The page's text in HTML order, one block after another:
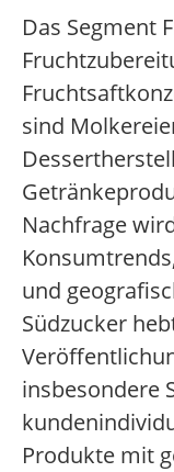
Das Segment
sind
Nachfrage
und
Südzucker
insbesondere
Produkte mit